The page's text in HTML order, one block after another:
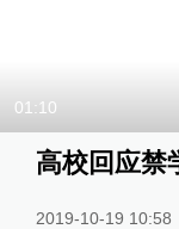
01:10
高校回应禁
2019-10-19 10:58